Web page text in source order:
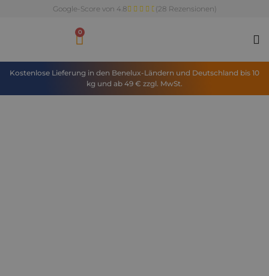
Google-Score von 4.8 (28 Rezensionen)
0
Kostenlose Lieferung in den Benelux-Ländern und Deutschland bis 10
kg und ab 49 € zzgl. MwSt.